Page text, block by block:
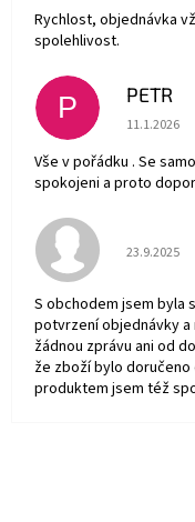
Rychlost, objednávka
spolehlivost.
P PETR
11.1.2026
Vše v pořádku . Se
spokojeni a proto
23.9.2025
S obchodem jsem byla
potvrzení objednávky a
žádnou zprávu ani od
že zboží bylo
produktem jsem též